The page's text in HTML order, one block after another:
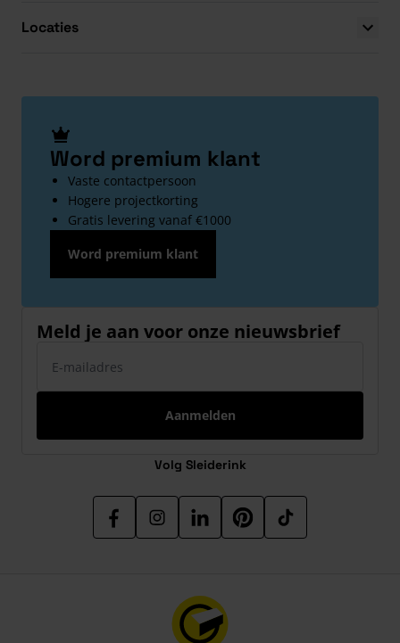
Locaties
Word premium klant
Vaste contactpersoon
Hogere projectkorting
Gratis levering vanaf €1000
Word premium klant
Meld je aan voor onze nieuwsbrief
Aanmelden
Volg Sleiderink